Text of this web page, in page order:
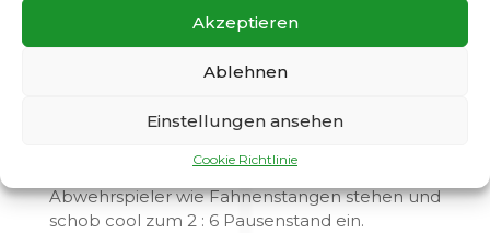
Akzeptieren
Ablehnen
Einstellungen ansehen
Cookie Richtlinie
weiteren Toren durch Konstantin , Leonhard
und Maximilian war der alte Abstand wieder
Abwehrspieler heute Mitleid mit dem Gegner ,
Wieder ließ der Haselhorster Stürmer Gatows
Abwehrspieler wie Fahnenstangen stehen und
schob cool zum 2 : 6 Pausenstand ein.